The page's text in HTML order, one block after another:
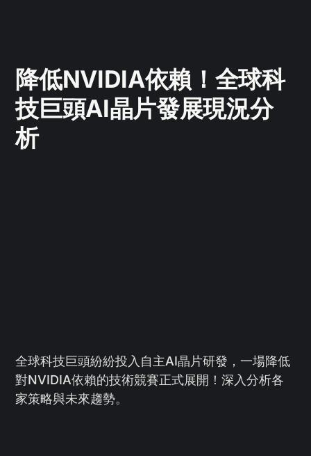
降低NVIDIA依賴！全球科
技巨頭AI晶片發展現況分
析
全球科技巨頭紛紛投入自主AI晶片研發，一場降低
對NVIDIA依賴的技術競賽正式展開！深入分析各
家策略與未來趨勢。